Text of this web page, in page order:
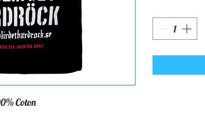
Coton